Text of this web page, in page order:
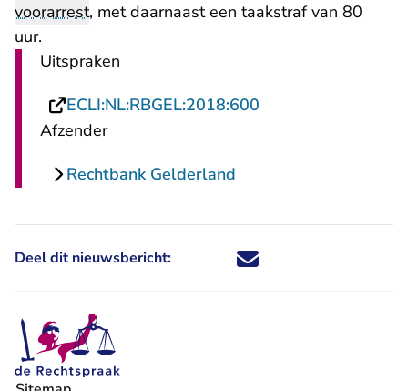
voorarrest, met daarnaast een taakstraf van 80
uur.
Uitspraken
ECLI:NL:RBGEL:2018:600
Afzender
Rechtbank Gelderland
Deel dit nieuwsbericht: Deel dit nieuwsbericht via X -
Deel dit nieuwsbericht via
Deel dit nieuwsbericht
Deel dit